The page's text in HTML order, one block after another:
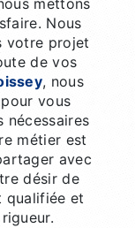
mettons
Nous
votre projet
de vos
, nous
vous
nécessaires
métier est
avec
désir de
qualifiée et